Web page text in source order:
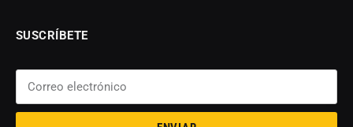
SUSCRÍBETE